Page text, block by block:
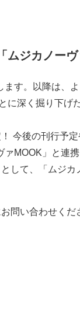
ジカノーヴ
す。以降は、
深く掘り下げ
今後の刊行予
MOOK」と連
て、「ムジカ
問い合わせくだ